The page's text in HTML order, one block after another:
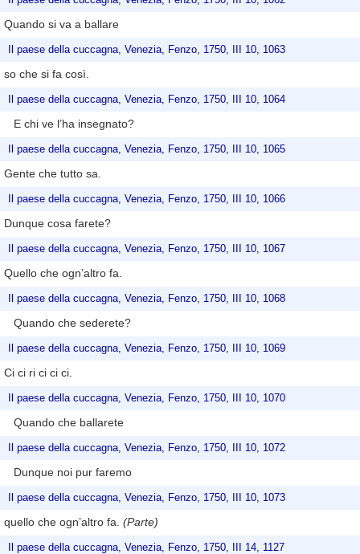
Quando si va a ballare
Il paese della cuccagna, Venezia, Fenzo, 1750, III 10, 1063
so che si fa così.
Il paese della cuccagna, Venezia, Fenzo, 1750, III 10, 1064
E chi ve l’ha insegnato?
Il paese della cuccagna, Venezia, Fenzo, 1750, III 10, 1065
Gente che tutto sa.
Il paese della cuccagna, Venezia, Fenzo, 1750, III 10, 1066
Dunque cosa farete?
Il paese della cuccagna, Venezia, Fenzo, 1750, III 10, 1067
Quello che ogn’altro fa.
Il paese della cuccagna, Venezia, Fenzo, 1750, III 10, 1068
Quando che sederete?
Il paese della cuccagna, Venezia, Fenzo, 1750, III 10, 1069
Ci ci ri ci ci ci.
Il paese della cuccagna, Venezia, Fenzo, 1750, III 10, 1070
Quando che ballarete
Il paese della cuccagna, Venezia, Fenzo, 1750, III 10, 1072
Dunque noi pur faremo
Il paese della cuccagna, Venezia, Fenzo, 1750, III 10, 1073
quello che ogn’altro fa. (Parte)
Il paese della cuccagna, Venezia, Fenzo, 1750, III 14, 1127